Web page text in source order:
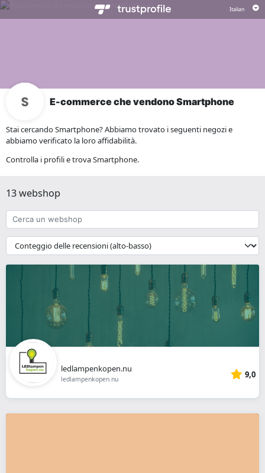
E-commerce che vendono Smartphone
Stai cercando Smartphone? Abbiamo trovato i seguenti negozi e
abbiamo verificato la loro affidabilità.
Controlla i profili e trova Smartphone.
13 webshop
Cerca
un
webshop
{{
__('Sort')
}}
ledlampenkopen.nu
ledlampenkopen.nu 9,0